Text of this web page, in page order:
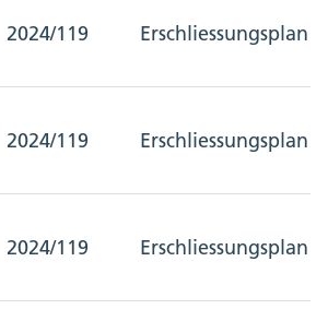
2024/119 Erschliessungsplan
2024/119 Erschliessungsplan
2024/119 Erschliessungsplan